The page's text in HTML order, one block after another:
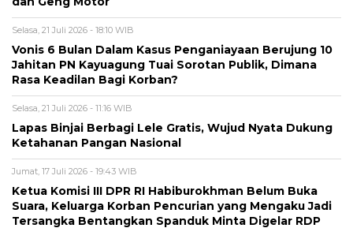
Selasa, 21 Juli 2026 - 18:10 WIB
Vonis 6 Bulan Dalam Kasus Penganiayaan Berujung 10
Jahitan PN Kayuagung Tuai Sorotan Publik, Dimana
Rasa Keadilan Bagi Korban?
Selasa, 21 Juli 2026 - 11:16 WIB
Lapas Binjai Berbagi Lele Gratis, Wujud Nyata Dukung
Ketahanan Pangan Nasional
Jumat, 17 Juli 2026 - 19:43 WIB
Ketua Komisi III DPR RI Habiburokhman Belum Buka
Suara, Keluarga Korban Pencurian yang Mengaku Jadi
Tersangka Bentangkan Spanduk Minta Digelar RDP